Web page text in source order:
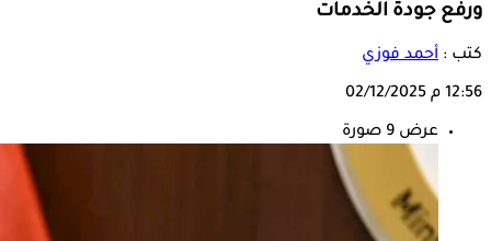
ورفع جودة الخدمات
كتب : أحمد فوزي
12:56 م 02/12/2025
عرض 9 صورة